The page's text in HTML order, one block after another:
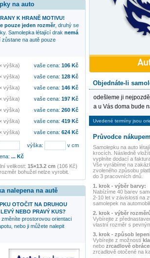
Objednáte-li
odešleme ji
a u Vás doma bude
Uvedené termíny jsou
Průvodce
Samolepku na auto
krocích. Následně
vyplníte dodací a
Vše vyrábíme na
zvoleného způsobu
do 3 pracovních dnů.
1. krok - výběr barvy:
Nabízíme 40 barev
2-10 let v závislosti na
samolepek na
2. krok - výběr
Vybírejte z
vlastní rozměr s
3. krok - způsob
Vybírejte z možností
nebo zrcadlově
zrcadlově otočené na
na auto
K HRANĚ MOTIVU!
pouze jeden rozměr, druhý se
Samolepka létající drak nemá
zůstane na autě pouze
výška) vaše cena: 106Kč
výška) vaše cena: 128Kč
výška) vaše cena: 146Kč
výška) vaše cena: 197Kč
výška) vaše cena: 260Kč
výška) vaše cena: 419Kč
výška) vaše cena: 624Kč
výška:
v cm
...Kč
velikost: 15×13.2 cm (106 Kč)
bohužel nelze vyrobit.
nalepena na autě
OTOČIT NA DRUHOU
NEBO PRAVÝ KUS?
prostorovou orientaci
nebo ji můžete nalepit